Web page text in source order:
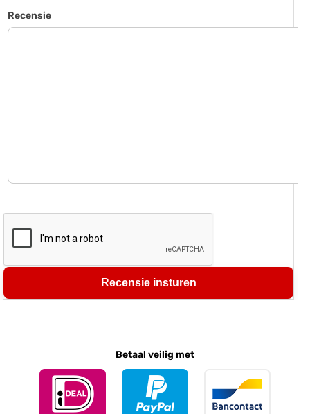
Recensie
Recensie insturen
Betaal veilig met